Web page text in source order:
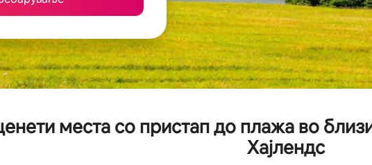
места со пристап до плажа во
Хајлендс